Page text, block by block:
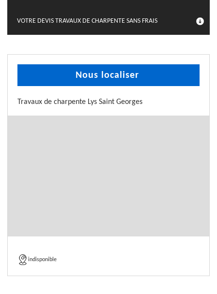
VOTRE DEVIS TRAVAUX DE CHARPENTE SANS FRAIS
Nous localiser
Travaux de charpente Lys Saint Georges
indisponible